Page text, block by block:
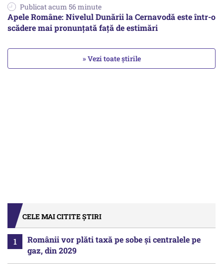
Publicat acum 56 minute
Apele Române: Nivelul Dunării la Cernavodă este într-o
scădere mai pronunţată faţă de estimări
» Vezi toate știrile
CELE MAI CITITE ȘTIRI
Românii vor plăti taxă pe sobe şi centralele pe
gaz, din 2029